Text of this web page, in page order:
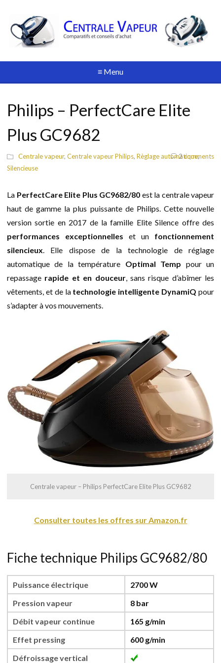
≡ Menu
Philips – PerfectCare Elite
Plus GC9682
Centrale vapeur, Centrale vapeur Philips, Règlage automatique,
Silencieuse
2comments
La PerfectCare Elite Plus GC9682/80 est la centrale vapeur
haut de gamme la plus puissante de Philips. Cette nouvelle
version sortie en 2017 de la famille Elite Silence offre des
performances exceptionnelles et un fonctionnement
silencieux . Elle dispose de la technologie de réglage
automatique de la température Optimal Temp pour un
repassage rapide et en douceur, sans risque d’abîmer les
vêtements, et de la technologie intelligente DynamiQ pour
s’adapter à vos mouvements.
Centrale vapeur – Philips PerfectCare Elite Plus GC9682
Consulter toutes les offres sur Amazon.fr
Fiche technique Philips GC9682/80
Puissance électrique
2700 W
Pression vapeur
8 bar
Débit vapeur continue
165 g/min
Effet pressing
600 g/min
Défroissage vertical